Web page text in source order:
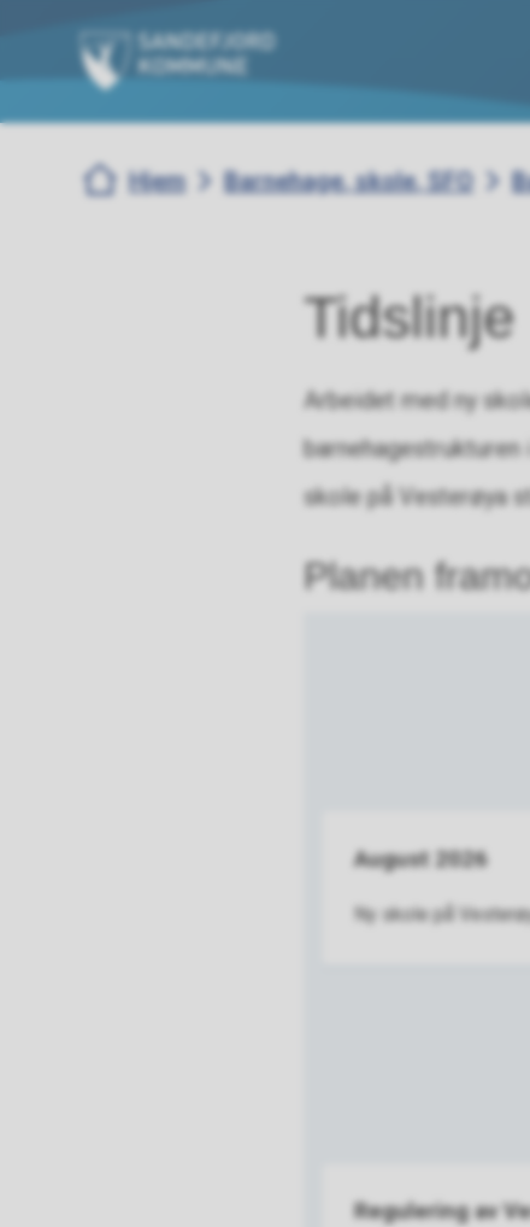
Du er her:
Hjem Barnehage, skole, SFO
Tidslinje
Arbeidet med ny
skole på Vesterøya
Planen
August 2026
Ny skole på
Regulering av